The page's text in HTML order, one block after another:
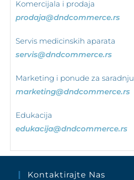
Komercijala i prodaja
prodaja@dndcommerce.rs
Servis medicinskih aparata
servis@dndcommerce.rs
Marketing i ponude za saradnju
marketing@dndcommerce.rs
Edukacija
edukacija@dndcommerce.rs
Kontaktirajte Nas